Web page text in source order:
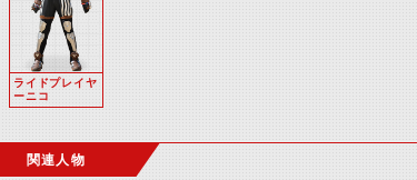
ライドプレイヤ
ーニコ
関連人物